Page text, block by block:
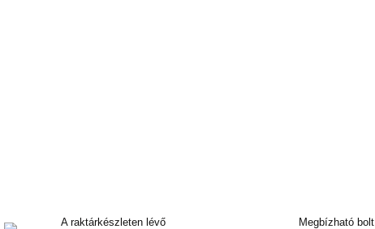
A raktárkészleten lévő
Megbízható bolt